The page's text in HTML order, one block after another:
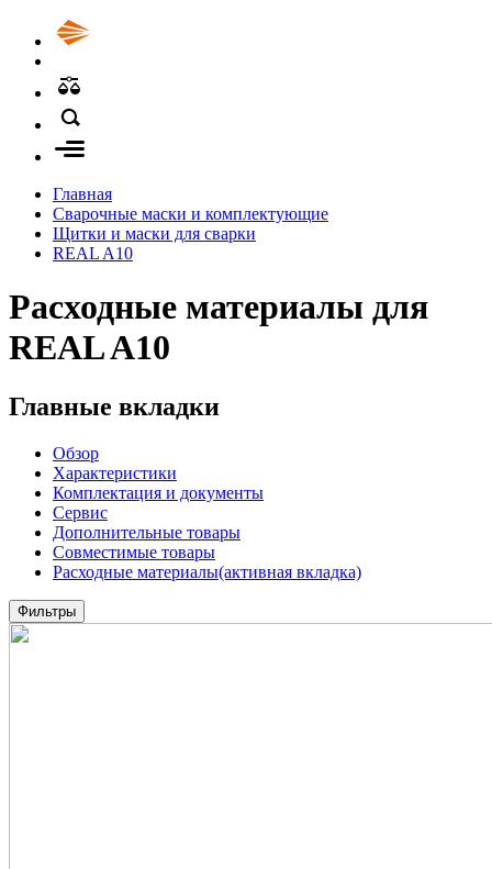
Главная
Сварочные маски и комплектующие
Щитки и маски для сварки
REAL A10
Расходные материалы для
REAL A10
Главные вкладки
Обзор
Характеристики
Комплектация и документы
Сервис
Дополнительные товары
Совместимые товары
Расходные материалы(активная вкладка)
Фильтры